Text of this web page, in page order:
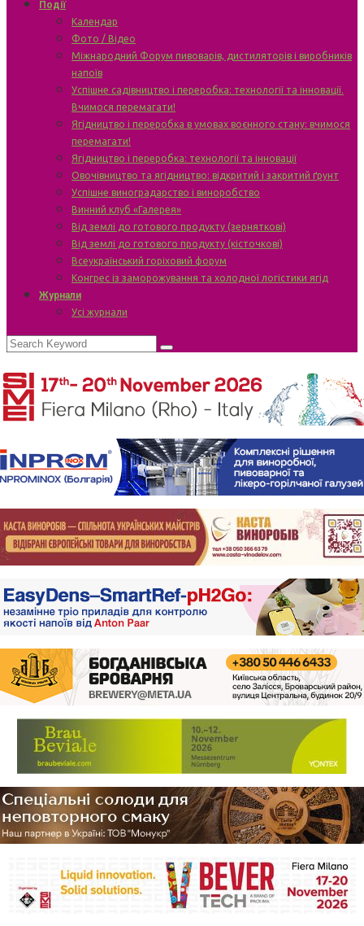
Події
Календар
Фото / Відео
Міжнародний Форум пивоварів, дистиляторів і виробників
напоїв
Успішне садівництво і переробка: технології та інновації.
Вчимося перемагати!
Ягідництво і переробка в умовах воєнного стану: вчимося
перемагати!
Ягідництво і переробка: технології та інновації
Овочівництво та ягідництво: відкритий і закритий ґрунт
Успішне виноградарство і виноробство
Винний клуб «Галерея»
Від землі до готового продукту (зерняткові)
Від землі до готового продукту (кісточкові)
Всеукраїнський горіховий форум
Конгрес із заморожування та холодної логістики ягід
Журнали
Усі журнали